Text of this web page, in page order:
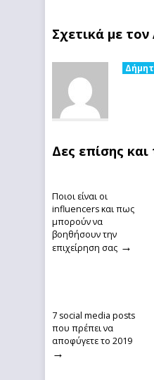
Σχετικά με
Δες επίσης
Ποιοι είναι οι
influencers και πως
μπορούν να
βοηθήσουν την
επιχείρηση σας →
7 social media posts
που πρέπει να
αποφύγετε το 2019
→